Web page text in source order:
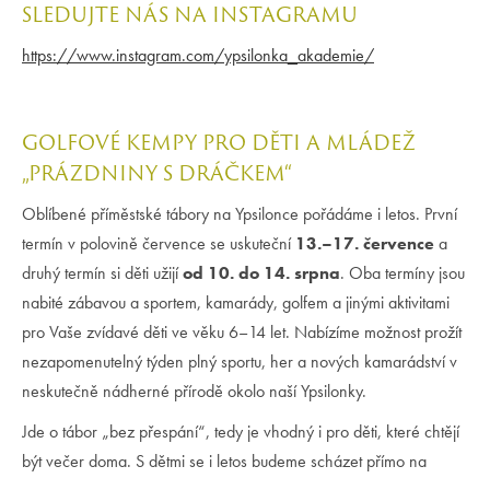
SLEDUJTE NÁS NA INSTAGRAMU
https://www.instagram.com/ypsilonka_akademie/
GOLFOVÉ KEMPY PRO DĚTI A MLÁDEŽ
„PRÁZDNINY S DRÁČKEM“
Oblíbené příměstské tábory na Ypsilonce pořádáme i letos. První
termín v polovině července se uskuteční 13.–17. červencea
druhý termín si děti užijíod 10. do 14. srpna. Oba termíny jsou
nabité zábavou a sportem, kamarády, golfem a jinými aktivitami
pro Vaše zvídavé děti ve věku 6–14 let. Nabízíme možnost prožít
nezapomenutelný týden plný sportu, her a nových kamarádství v
neskutečně nádherné přírodě okolo naší Ypsilonky.
Jde o tábor „bez přespání“, tedy je vhodný i pro děti, které chtějí
být večer doma. S dětmi se i letos budeme scházet přímo na